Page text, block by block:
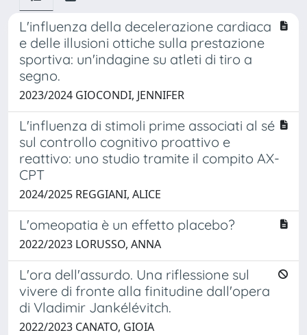
L'influenza della decelerazione cardiaca
e delle illusioni ottiche sulla prestazione
sportiva: un'indagine su atleti di tiro a
segno.
2023/2024 GIOCONDI, JENNIFER
L'influenza di stimoli prime associati al sé
sul controllo cognitivo proattivo e
reattivo: uno studio tramite il compito AX-
CPT
2024/2025 REGGIANI, ALICE
L'omeopatia è un effetto placebo?
2022/2023 LORUSSO, ANNA
L'ora dell'assurdo. Una riflessione sul
vivere di fronte alla finitudine dall'opera
di Vladimir Jankélévitch.
2022/2023 CANATO, GIOIA